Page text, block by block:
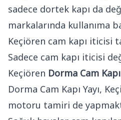
sadece dortek kapı da
markalarında kullanıma
Keçiören cam kapı iticisi
Sadece cam kapı iticisi
Keçiören Dorma Cam
Dorma Cam Kapı Yayı,
motoru tamiri de